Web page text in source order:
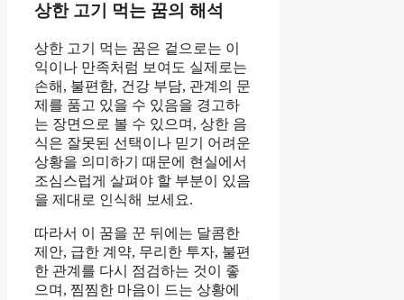
상한 고기 먹는 꿈의 해석
상한 고기 먹는 꿈은 겉으로는 이
익이나 만족처럼 보여도 실제로는
손해, 불편함, 건강 부담, 관계의 문
제를 품고 있을 수 있음을 경고하
는 장면으로 볼 수 있으며, 상한 음
식은 잘못된 선택이나 믿기 어려운
상황을 의미하기 때문에 현실에서
조심스럽게 살펴야 할 부분이 있음
을 제대로 인식해 보세요.
따라서 이 꿈을 꾼 뒤에는 달콤한
제안, 급한 계약, 무리한 투자, 불편
한 관계를 다시 점검하는 것이 좋
으며, 찜찜한 마음이 드는 상황에